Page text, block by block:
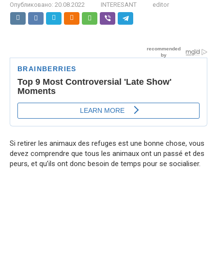
Опубликовано: 20.08.2022 INTERESANT editor
Si retirer les animaux des refuges est une bonne chose, vous
devez comprendre que tous les animaux ont un passé et des
peurs, et qu’ils ont donc besoin de temps pour se socialiser.